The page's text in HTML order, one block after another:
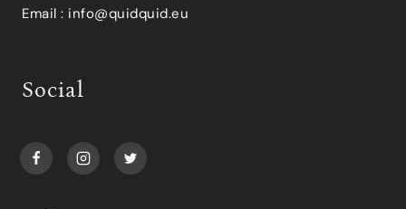
Email : info@quidquid.eu
Social